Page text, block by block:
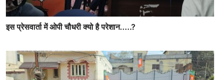
इस प्रेसवार्ता में ओपी चौधरी क्यो है परेशान.....?